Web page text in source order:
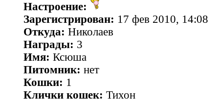
Настроение:
Зарегистрирован: 17 фев 2010, 14:08
Откуда: Николаев
Награды: 3
Имя: Ксюша
Питомник: нет
Кошки: 1
Клички кошек: Тихон